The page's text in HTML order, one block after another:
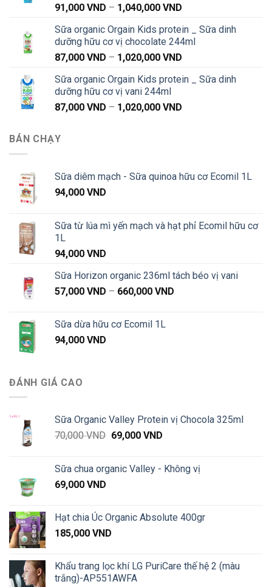
91,000 VND – 1,040,000 VND
từ
91,000 VND
Sữa organic Orgain Kids protein _ Sữa dinh
dưỡng hữu cơ vị chocolate 244ml
87,000 VND – 1,020,000 VND
từ
Sữa organic Orgain Kids protein _ Sữa dinh
dưỡng hữu cơ vị vani 244ml
87,000 VND – 1,020,000 VND
1,020,000 VND
BÁN CHẠY
Sữa diêm mạch - Sữa quinoa hữu cơ Ecomil 1L
94,000 VND
Sữa từ lúa mì yến mạch và hạt phỉ Ecomil hữu cơ
1L
94,000 VND
Sữa Horizon organic 236ml tách béo vị vani
57,000 VND – 660,000 VND
Sữa dừa hữu cơ Ecomil 1L
94,000 VND
ĐÁNH GIÁ CAO
Sữa Organic Valley Protein vị Chocola 325ml
70,000VND Giá
70,000 VND.
69,000 VNDGiá
là:
Sữa chua organic Valley - Không vị
69,000 VND
Hạt chia Úc Organic Absolute 400gr
185,000 VND
Khẩu trang lọc khí LG PuriCare thế hệ 2 (màu
trắng)-AP551AWFA